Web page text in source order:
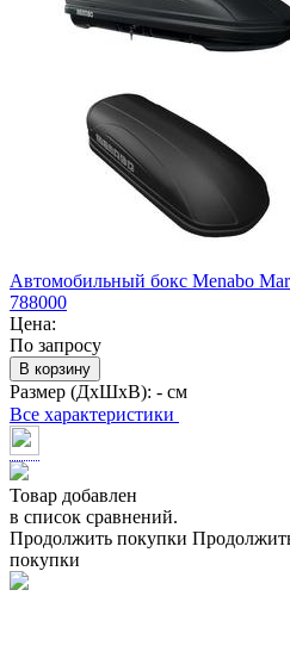
Автомобильный бокс Menabo
788000
Цена:
По запросу
В корзину
Размер (ДхШхВ): - см
Все характеристики
Товар добавлен
в список сравнений.
Продолжить покупки
покупки